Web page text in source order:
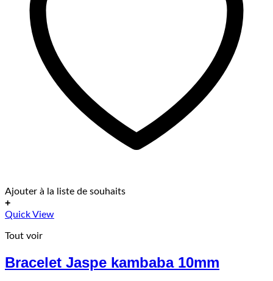
Ajouter à la liste de souhaits
+
Ce
a
variations.
Les
Quick View
Tout voir
Bracelet Jaspe kambaba 10mm